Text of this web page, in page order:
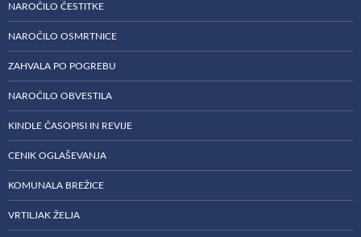
NAROČILO ČESTITKE
NAROČILO OSMRTNICE
ZAHVALA PO POGREBU
NAROČILO OBVESTILA
KINDLE ČASOPISI IN REVIJE
CENIK OGLAŠEVANJA
KOMUNALA BREŽICE
VRTILJAK ŽELJA